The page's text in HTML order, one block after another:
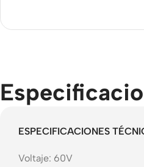
Memory
Car
ESPECIFICACIONES
Voltaje: 60V